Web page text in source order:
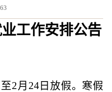
工作安排公告
2月24日放假。寒假